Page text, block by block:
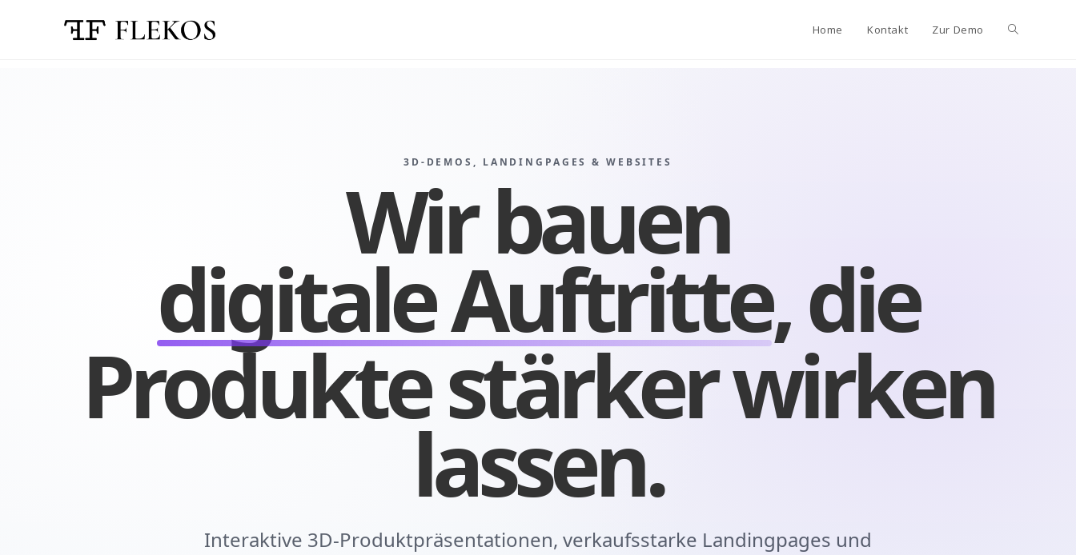
Home Kontakt Zur Demo
3D-DEMOS, LANDINGPAGES & WEBSITES
Wir bauen
digitale Auftritte, die
Produkte stärker wirken
lassen.
Interaktive 3D-Produktpräsentationen, verkaufsstarke Landingpages und